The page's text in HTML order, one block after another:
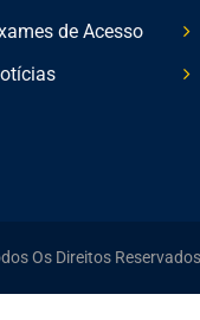
de Acesso
Os Direitos